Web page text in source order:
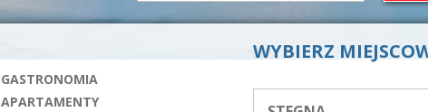
GASTRONOMIA
APARTAMENTY
WYBIERZ